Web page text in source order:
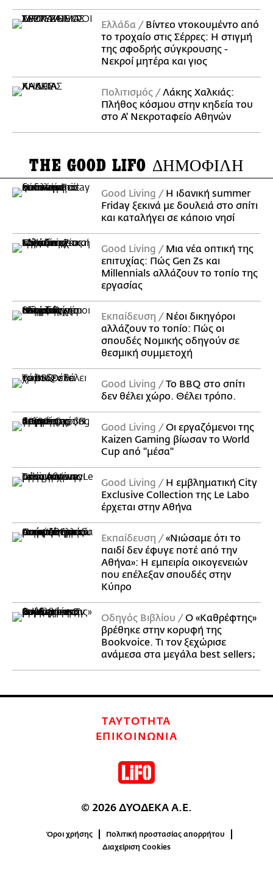
Ελλάδα
Βίντεο ντοκουμέντο από
το τροχαίο στις Σέρρες: Η στιγμή
της σφοδρής σύγκρουσης -
Νεκροί μητέρα και γιος
Πολιτισμός
Λάκης Χαλκιάς:
Πλήθος κόσμου στην κηδεία του
στο Α' Νεκροταφείο Αθηνών
THE GOOD LIFO ΔΗΜΟΦΙΛΗ
Good Living
Η ιδανική summer
Friday ξεκινά με δουλειά στο σπίτι
και καταλήγει σε κάποιο νησί
Good Living
Μια νέα οπτική της
επιτυχίας: Πώς Gen Zs και
Millennials αλλάζουν το τοπίο της
εργασίας
Εκπαίδευση
Νέοι δικηγόροι
αλλάζουν το τοπίο: Πώς οι
σπουδές Νομικής οδηγούν σε
θεσμική συμμετοχή
Good Living
Το BBQ στο σπίτι
δεν θέλει χώρο. Θέλει τρόπο.
Good Living
Οι εργαζόμενοι της
Kaizen Gaming βίωσαν το World
Cup από "μέσα"
Good Living
Η εμβληματική City
Exclusive Collection της Le Labo
έρχεται στην Αθήνα
Εκπαίδευση
«Νιώσαμε ότι το
παιδί δεν έφυγε ποτέ από την
Αθήνα»: Η εμπειρία οικογενειών
που επέλεξαν σπουδές στην
Κύπρο
Οδηγός Βιβλίου
Ο «Καθρέφτης»
βρέθηκε στην κορυφή της
Bookvoice. Τι τον ξεχώρισε
ανάμεσα στα μεγάλα best sellers;
ΤΑΥΤΟΤΗΤΑ
ΕΠΙΚΟΙΝΩΝΙΑ
© 2026 ΔΥΟΔΕΚΑ Α.Ε.
Όροι χρήσης
Πολιτική προστασίας απορρήτου
Διαχείριση Cookies